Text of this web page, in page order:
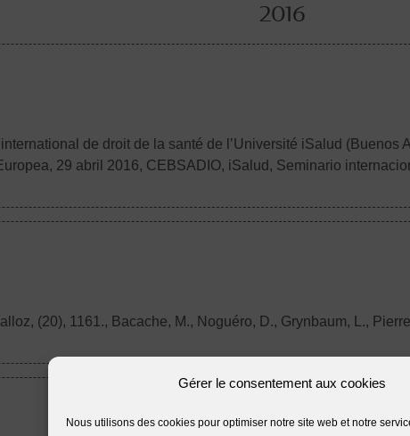
Gérer le consentement aux cookies
Nous utilisons des cookies pour optimiser notre site web et notre
2016
de droit de la santé de l’Université iSalud
29 abril 2016, CEBSADIO, iSalud, Seminario
(20), 1161., Bacache, M., Noguéro, D., Grynbaum, L.,